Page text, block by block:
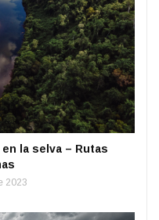
la selva – Rutas
2023